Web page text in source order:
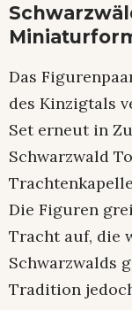
Das
des Kinzigtals
Set erneut in
Schwarzwald
Die Figuren
Tracht auf, die
Schwarzwalds
Tradition